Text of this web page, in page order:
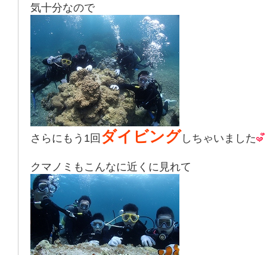
気十分なので
さらにもう1回 ダイビング しちゃいました
クマノミもこんなに近くに見れて